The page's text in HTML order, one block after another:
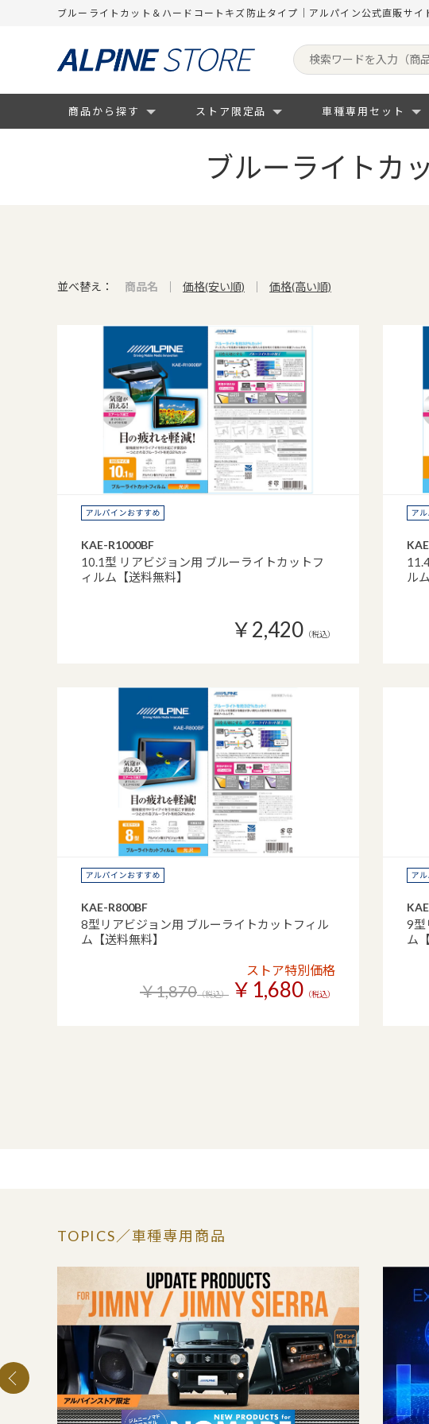
ブルーライトカット＆ハードコートキズ防止タイプ｜アルパイン公式直販サイ
商品から探す ストア限定品 車種専用セット
ブルーライトカ
並べ替え： 商品名 価格(安い順) 価格(高い順)
KAE-R1000BF
10.1型 リアビジョン用 ブルーライトカットフ
ィルム【送料無料】
￥2,420 （税込）
ル
KAE-R800BF
8型リアビジョン用 ブルーライトカットフィル
ム【送料無料】
ストア特別価格
￥1,870（税込） ￥1,680 （税込）
9型
ム
TOPICS ／車種専用商品